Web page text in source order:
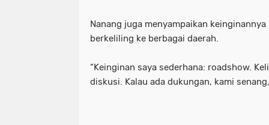
Nanang juga menyampaikan
berkeliling ke berbagai daerah.
“Keinginan saya sederhana: roadshow.
diskusi. Kalau ada dukungan, kami